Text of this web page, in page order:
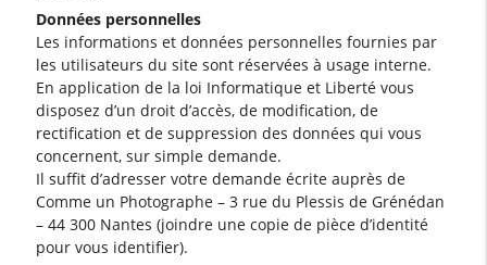
Données personnelles
Les informations et données personnelles fournies par
les utilisateurs du site sont réservées à usage interne.
En application de la loi Informatique et Liberté vous
disposez d’un droit d’accès, de modification, de
rectification et de suppression des données qui vous
concernent, sur simple demande.
Il suffit d’adresser votre demande écrite auprès de
Comme un Photographe – 3 rue du Plessis de Grénédan
– 44 300 Nantes (joindre une copie de pièce d’identité
pour vous identifier).